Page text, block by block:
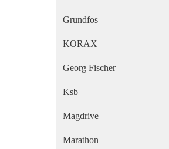
Grundfos
KORAX
Georg Fischer
Ksb
Magdrive
Marathon